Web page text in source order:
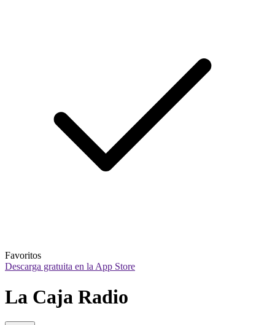
Favoritos
Descarga gratuita en la App Store
La Caja Radio